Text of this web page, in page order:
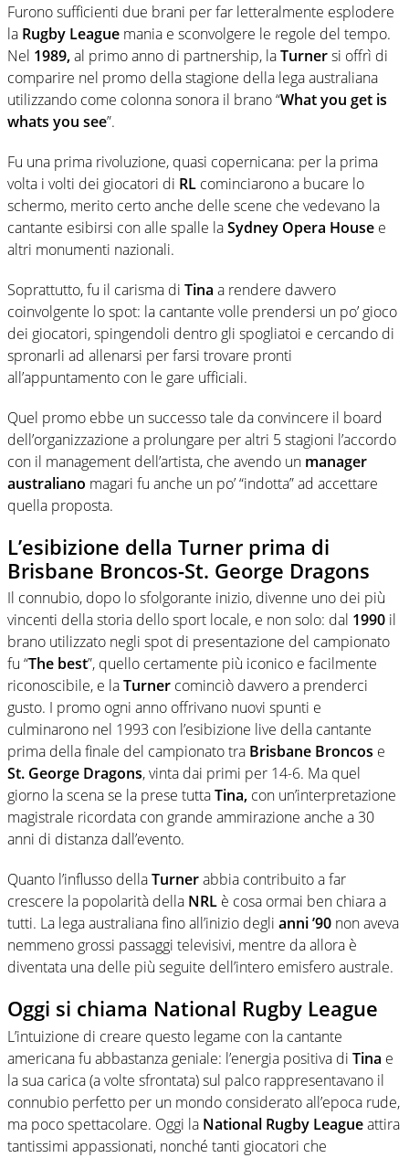
Furono sufficienti due brani per far letteralmente esplodere
la Rugby League mania e sconvolgere le regole del tempo.
Nel 1989,al primo anno di partnership, laTurnersi offrì di
comparire nel promo della stagione della lega australiana
utilizzando come colonna sonora il brano “What you get is
whats you see”.
Fu una prima rivoluzione, quasi copernicana: per la prima
volta i volti dei giocatori di RL cominciarono a bucare lo
schermo, merito certo anche delle scene che vedevano la
cantante esibirsi con alle spalle laSydney Opera House e
altri monumenti nazionali.
Soprattutto, fu il carisma di Tina a rendere davvero
coinvolgente lo spot: la cantante volle prendersi un po’ gioco
dei giocatori, spingendoli dentro gli spogliatoi e cercando di
spronarli ad allenarsi per farsi trovare pronti
all’appuntamento con le gare ufficiali.
Quel promo ebbe un successo tale da convincere il board
dell’organizzazione a prolungare per altri 5 stagioni l’accordo
con il management dell’artista, che avendo un manager
australiano magari fu anche un po’ “indotta” ad accettare
quella proposta.
L’esibizione della Turner prima di
Brisbane Broncos-St. George Dragons
Il connubio, dopo lo sfolgorante inizio, divenne uno dei più
vincenti della storia dello sport locale, e non solo: dal 1990 il
brano utilizzato negli spot di presentazione del campionato
fu “The best”, quello certamente più iconico e facilmente
riconoscibile, e laTurner cominciò davvero a prenderci
gusto. I promo ogni anno offrivano nuovi spunti e
culminarono nel 1993 con l’esibizione live della cantante
prima della finale del campionato tra Brisbane Broncos e
St. George Dragons, vinta dai primi per 14-6. Ma quel
giorno la scena se la prese tuttaTina, con un’interpretazione
magistrale ricordata con grande ammirazione anche a 30
anni di distanza dall’evento.
Quanto l’influsso dellaTurnerabbia contribuito a far
crescere la popolarità della NRL è cosa ormai ben chiara a
tutti. La lega australiana fino all’inizio degli anni ’90 non aveva
nemmeno grossi passaggi televisivi, mentre da allora è
diventata una delle più seguite dell’intero emisfero australe.
Oggi si chiama National Rugby League
L’intuizione di creare questo legame con la cantante
americana fu abbastanza geniale: l’energia positiva di Tina e
la sua carica (a volte sfrontata) sul palco rappresentavano il
connubio perfetto per un mondo considerato all’epoca rude,
ma poco spettacolare. Oggi la National Rugby Leagueattira
tantissimi appassionati, nonché tanti giocatori che